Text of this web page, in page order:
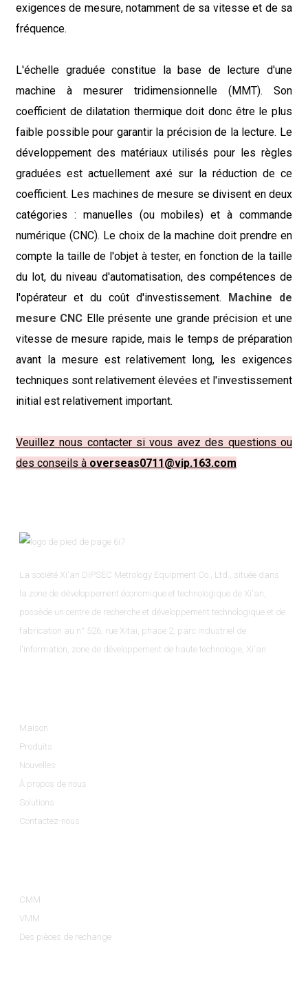
exigences de mesure, notamment de sa vitesse et de sa
fréquence.
L'échelle graduée constitue la base de lecture d'une
machine à mesurer tridimensionnelle (MMT). Son
coefficient de dilatation thermique doit donc être le plus
faible possible pour garantir la précision de la lecture. Le
développement des matériaux utilisés pour les règles
graduées est actuellement axé sur la réduction de ce
coefficient. Les machines de mesure se divisent en deux
catégories : manuelles (ou mobiles) et à commande
numérique (CNC). Le choix de la machine doit prendre en
compte la taille de l'objet à tester, en fonction de la taille
du lot, du niveau d'automatisation, des compétences de
l'opérateur et du coût d'investissement.
Machine de
mesure CNC Elle présente une grande précision et une
vitesse de mesure rapide, mais le temps de préparation
avant la mesure est relativement long, les exigences
techniques sont relativement élevées et l'investissement
initial est relativement important.
Veuillez nous contacter si vous avez des questions ou
des conseils à overseas0711@vip.163.com
La société Xi'an DIPSEC Metrology Equipment Co., Ltd., située dans
la zone de développement économique et technologique de Xi'an,
possède un centre de recherche et développement technologique et de
fabrication au n° 526, rue Xitai, phase 2, parc industriel de
l'information, zone de développement de haute technologie, Xi'an.
Maison
Produits
Nouvelles
À propos de nous
Solutions
Contactez-nous
CMM
VMM
Des pièces de rechange